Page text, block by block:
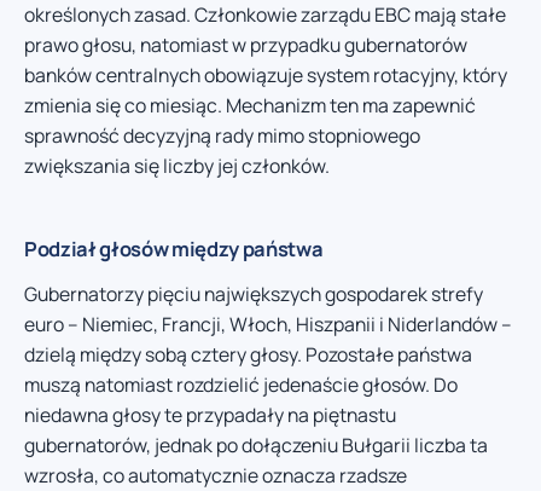
określonych zasad. Członkowie zarządu EBC mają stałe
prawo głosu, natomiast w przypadku gubernatorów
banków centralnych obowiązuje system rotacyjny, który
zmienia się co miesiąc. Mechanizm ten ma zapewnić
sprawność decyzyjną rady mimo stopniowego
zwiększania się liczby jej członków.
Podział głosów między państwa
Gubernatorzy pięciu największych gospodarek strefy
euro – Niemiec, Francji, Włoch, Hiszpanii i Niderlandów –
dzielą między sobą cztery głosy. Pozostałe państwa
muszą natomiast rozdzielić jedenaście głosów. Do
niedawna głosy te przypadały na piętnastu
gubernatorów, jednak po dołączeniu Bułgarii liczba ta
wzrosła, co automatycznie oznacza rzadsze